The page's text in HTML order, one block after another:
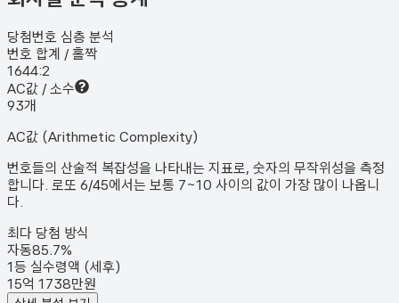
당첨번호 심층 분석
번호 합계 / 홀짝
1644:2
AC값 / 소수
93개
AC값 (Arithmetic Complexity)
번호들의 산술적 복잡성을 나타내는 지표로, 숫자의 무작위성을 측정
합니다. 로또 6/45에서는 보통 7~10 사이의 값이 가장 많이 나옵니
다.
최다 당첨 방식
자동85.7%
1등 실수령액 (세후)
15억 1738만원